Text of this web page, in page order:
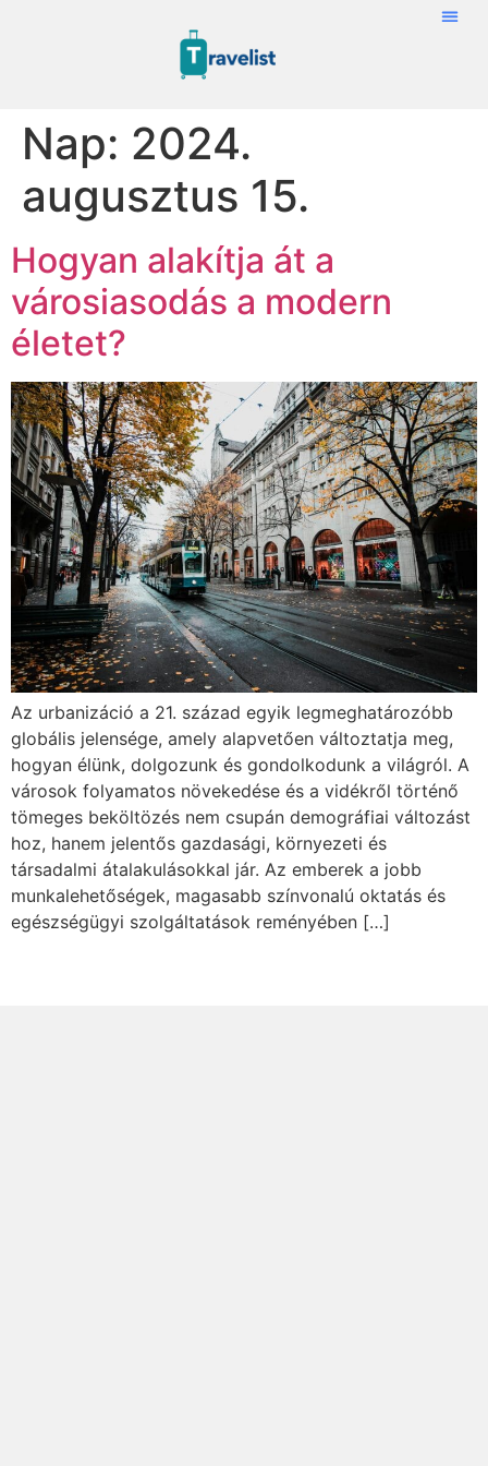
Nap: 2024.
augusztus 15.
Hogyan alakítja át a
városiasodás a modern
életet?
Az urbanizáció a 21. század egyik legmeghatározóbb
globális jelensége, amely alapvetően változtatja meg,
hogyan élünk, dolgozunk és gondolkodunk a világról. A
városok folyamatos növekedése és a vidékről történő
tömeges beköltözés nem csupán demográfiai változást
hoz, hanem jelentős gazdasági, környezeti és
társadalmi átalakulásokkal jár. Az emberek a jobb
munkalehetőségek, magasabb színvonalú oktatás és
egészségügyi szolgáltatások reményében […]